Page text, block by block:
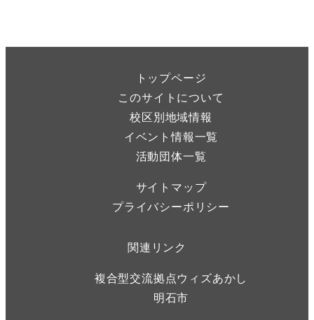
トップページ
このサイトについて
校区別地域情報
イベント情報一覧
活動団体一覧
サイトマップ
プライバシーポリシー
関連リンク
複合型交流拠点ウィズあかし
明石市